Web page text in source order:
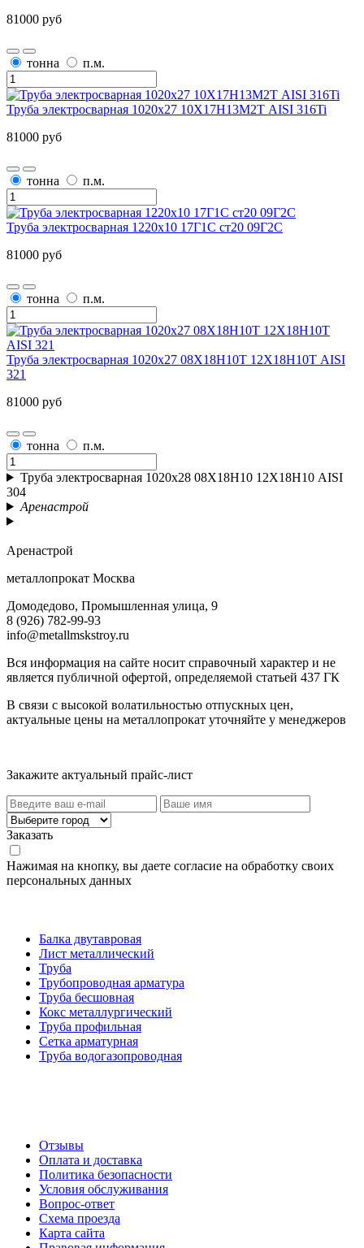
81000 руб
тонна п.м.
Труба электросварная 1020х27 10Х17Н13М2Т AISI 316Ti
81000 руб
тонна п.м.
Труба электросварная 1220х10 17Г1С ст20 09Г2С
81000 руб
тонна п.м.
Труба электросварная 1020х27 08Х18Н10Т 12Х18Н10Т AISI
321
81000 руб
тонна п.м.
Труба электросварная 1020х28 08Х18Н10 12Х18Н10 AISI
304
Аренастрой
Аренастрой
металлопрокат Москва
Домодедово, Промышленная улица, 9
8 (926) 782-99-93
info@metallmskstroy.ru
Вся информация на сайте носит справочный характер и не
является публичной офертой, определяемой статьей 437 ГК
В связи с высокой волатильностью отпускных цен,
актуальные цены на металлопрокат уточняйте у менеджеров
Закажите актуальный прайс-лист
Заказать
Нажимая на кнопку, вы даете согласие на обработку своих
персональных данных
Балка двутавровая
Лист металлический
Труба
Трубопроводная арматура
Труба бесшовная
Кокс металлургический
Труба профильная
Cетка арматурная
Труба водогазопроводная
Отзывы
Оплата и доставка
Политика безопасности
Условия обслуживания
Вопрос-ответ
Схема проезда
Карта сайта